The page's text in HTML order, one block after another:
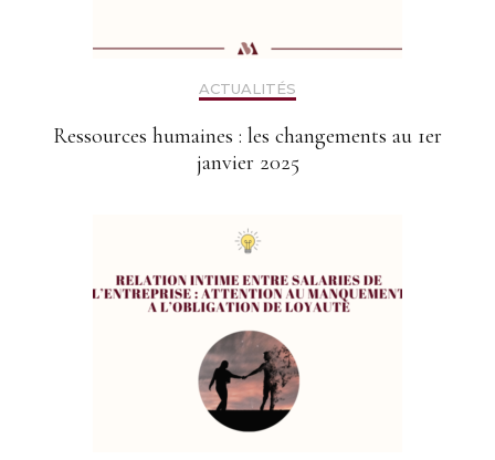
ACTUALITÉS
Ressources humaines : les changements au 1er
janvier 2025